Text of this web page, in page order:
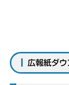
広報紙ダウ